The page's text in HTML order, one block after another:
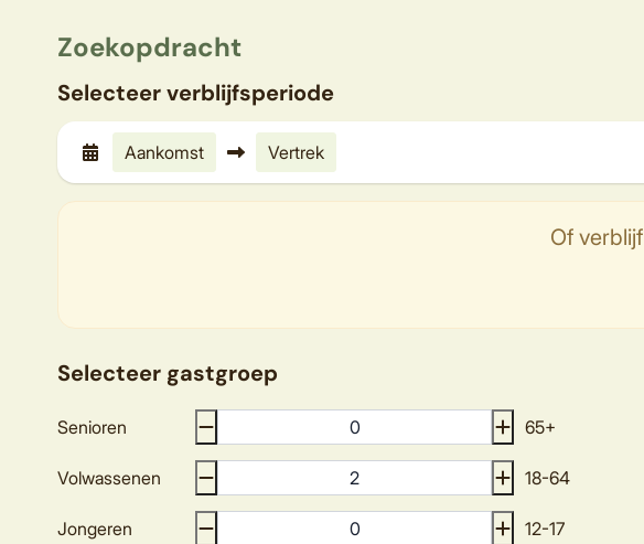
Zoekopdracht
Selecteer verblijfsperiode
Aankomst Vertrek
Of
Selecteer gastgroep
Senioren 65+
Volwassenen 18-64
Jongeren 12-17